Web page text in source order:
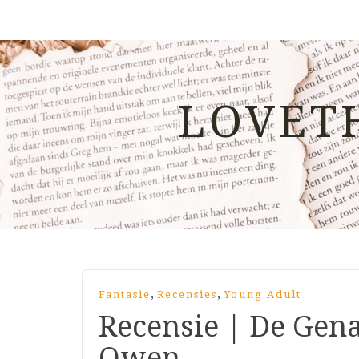
Fantasie , Recensies , Young Adult
Recensie | De